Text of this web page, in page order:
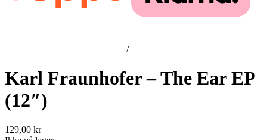
/
Karl Fraunhofer – The Ear EP
(12″)
129,00 kr